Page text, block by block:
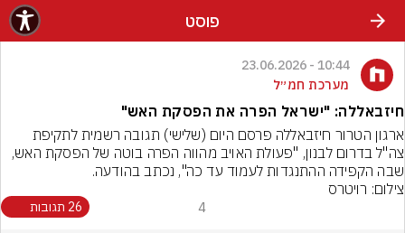
פוסט
10:44 - 23.06.2026
מערכת חמ״ל
חיזבאללה: "ישראל הפרה את הפסקת האש"
שבה הקפידה ההתנגדות לעמוד עד כה", נכתב בהודעה.
צילום: רויטרס
4 26 תגובות